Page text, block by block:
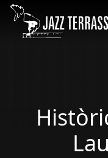
Vés al contingut